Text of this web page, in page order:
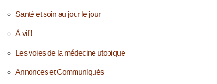
Santé et soin au jour le jour
À vif !
Les voies de la médecine utopique
Annonces et Communiqués